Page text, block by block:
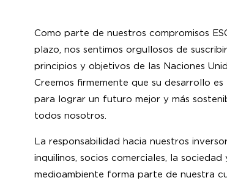
Como parte de nuestros compromisos
plazo, nos sentimos orgullosos de
principios y objetivos de las Naciones
Creemos firmemente que su desarrollo es
para lograr un futuro mejor y más
todos nosotros.
La responsabilidad hacia nuestros
inquilinos, socios comerciales, la sociedad
medioambiente forma parte de nuestra